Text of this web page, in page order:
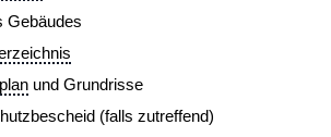
Gebäudes
und Grundrisse
(falls zutreffend)